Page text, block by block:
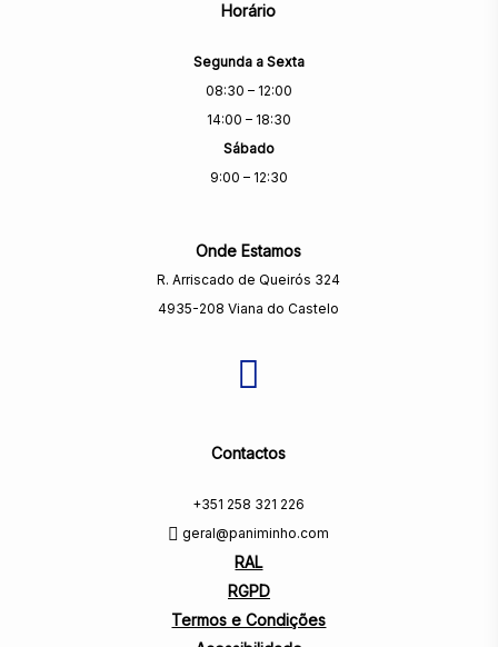
Horário
Segunda a Sexta
08:30 – 12:00
14:00 – 18:30
Sábado
9:00 – 12:30
Onde Estamos
R. Arriscado de Queirós 324
4935-208 Viana do Castelo
Contactos
+351 258 321 226
geral@paniminho.com
RAL
RGPD
Termos e Condições